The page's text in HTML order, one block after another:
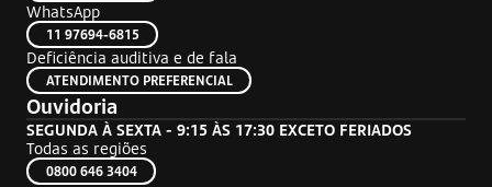
WhatsApp
11 97694-6815
Deficiência auditiva e de fala
ATENDIMENTO PREFERENCIAL
Ouvidoria
SEGUNDA À SEXTA - 9:15 ÀS 17:30 EXCETO FERIADOS
Todas as regiões
0800 646 3404